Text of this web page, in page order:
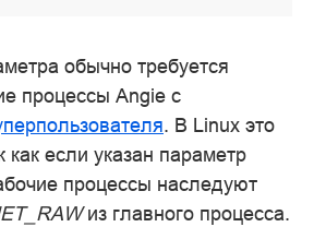
обычно требуется
процессы Angie с
. В Linux это
как если указан параметр
процессы наследуют
из главного процесса.